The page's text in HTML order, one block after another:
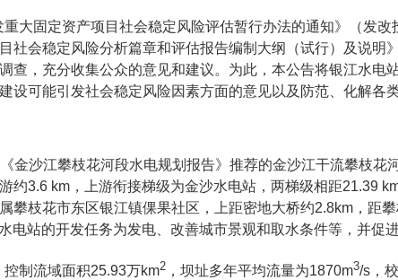
大固定资产项目社会稳定风险评估暂行办法的通知》（发改
社会稳定风险分析篇章和评估报告编制大纲（试行）及说明
查，充分收集公众的意见和建议。为此，本公告将银江水电
设可能引发社会稳定风险因素方面的意见以及防范、化解各
金沙江攀枝花河段水电规划报告》推荐的金沙江干流攀枝花
约3.6 km ，上游衔接梯级为金沙水电站，两梯级相距21.39
攀枝花市东区银江镇倮果社区，上距密地大桥约2.8km ，距
电站的开发任务为发电、改善城市景观和取水条件等，并促
控制流域面积25.93万km2 ，坝址多年平均流量为1870m3/s ，